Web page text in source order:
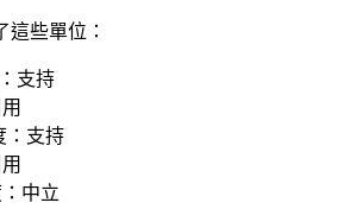
這些單位：
支持
：支持
中立